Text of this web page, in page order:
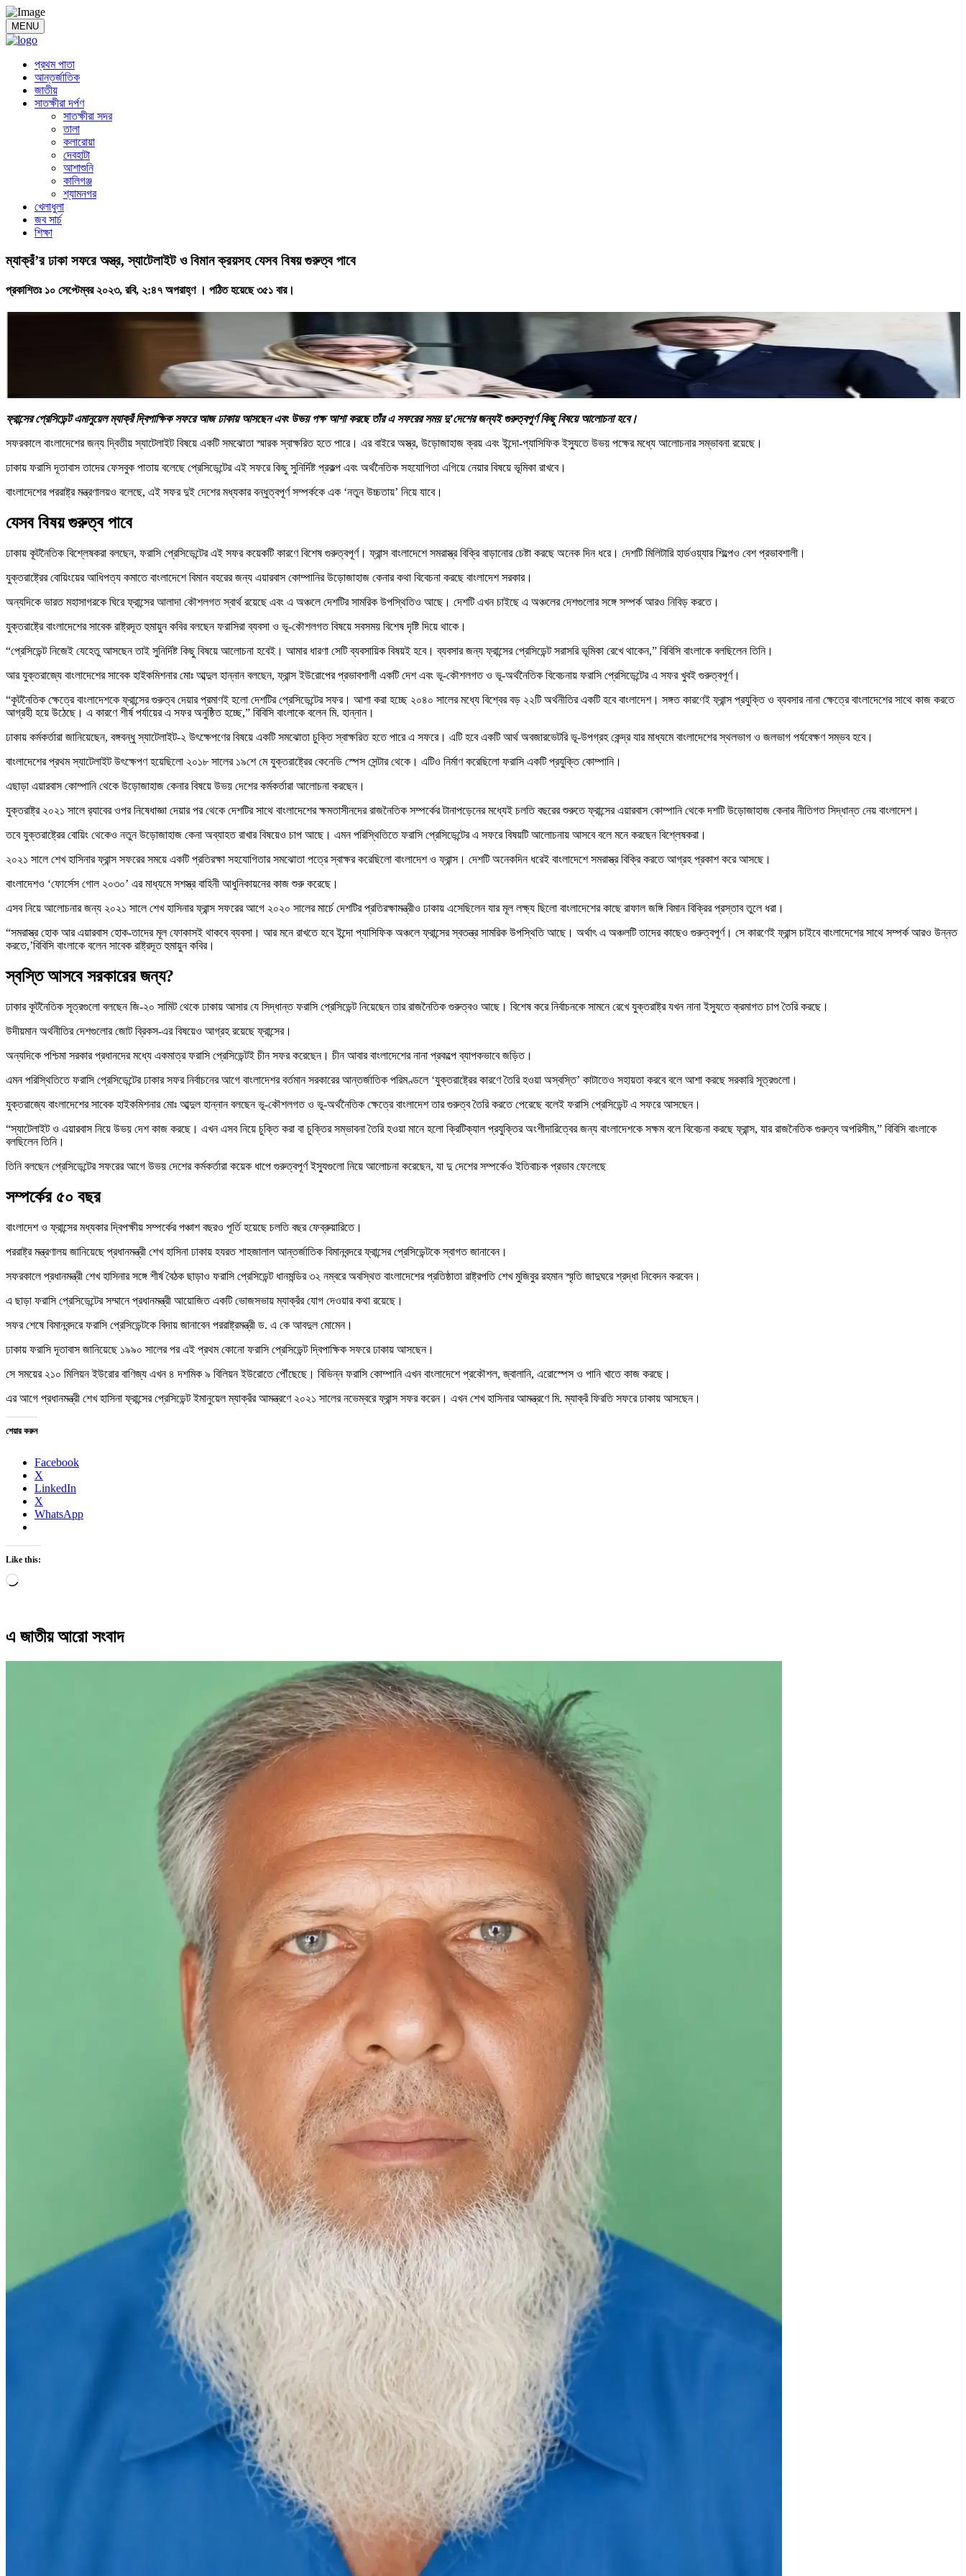
MENU
প্রথম পাতা
আন্তর্জাতিক
জাতীয়
সাতক্ষীরা দর্পণ
সাতক্ষীরা সদর
তালা
কলারোয়া
দেবহাটা
আশাশুনি
কালিগঞ্জ
শ্যামনগর
খেলাধুলা
জব সার্চ
শিক্ষা
ম্যাক্রঁ’র ঢাকা সফরে অস্ত্র, স্যাটেলাইট ও বিমান ক্রয়সহ যেসব বিষয় গুরুত্ব পাবে
প্রকাশিতঃ ১০ সেপ্টেম্বর ২০২৩, রবি, ২:৪৭ অপরাহ্ণ । পঠিত হয়েছে ৩৫১ বার।
ফ্রান্সের প্রেসিডেন্ট এমানুয়েল ম্যাক্রঁ দ্বিপাক্ষিক সফরে আজ ঢাকায় আসছেন এবং উভয় পক্ষ আশা করছে তাঁর এ সফরের সময় দু’দেশের জন্যই গুরুত্বপূর্ণ কিছু বিষয়ে আলোচনা হবে।
সফরকালে বাংলাদেশের জন্য দ্বিতীয় স্যাটেলাইট বিষয়ে একটি সমঝোতা স্মারক স্বাক্ষরিত হতে পারে। এর বাইরে অস্ত্র, উড়োজাহাজ ক্রয় এবং ইন্দো-প্যাসিফিক ইস্যুতে উভয় পক্ষের মধ্যে আলোচনার সম্ভাবনা রয়েছে।
ঢাকায় ফরাসি দূতাবাস তাদের ফেসবুক পাতায় বলেছে প্রেসিডেন্টের এই সফরে কিছু সুনির্দিষ্ট প্রকল্প এবং অর্থনৈতিক সহযোগিতা এগিয়ে নেয়ার বিষয়ে ভূমিকা রাখবে।
বাংলাদেশের পররাষ্ট্র মন্ত্রণালয়ও বলেছে, এই সফর দুই দেশের মধ্যকার বন্ধুত্বপূর্ণ সম্পর্ককে এক ‘নতুন উচ্চতায়’ নিয়ে যাবে।
যেসব বিষয় গুরুত্ব পাবে
ঢাকায় কূটনৈতিক বিশ্লেষকরা বলছেন, ফরাসি প্রেসিডেন্টের এই সফর কয়েকটি কারণে বিশেষ গুরুত্বপূর্ণ। ফ্রান্স বাংলাদেশে সমরাস্ত্র বিক্রি বাড়ানোর চেষ্টা করছে অনেক দিন ধরে। দেশটি মিলিটারি হার্ডওয়্যার শিল্পেও বেশ প্রভাবশালী।
যুক্তরাষ্ট্রের বোয়িংয়ের আধিপত্য কমাতে বাংলাদেশে বিমান বহরের জন্য এয়ারবাস কোম্পানির উড়োজাহাজ কেনার কথা বিবেচনা করছে বাংলাদেশ সরকার।
অন্যদিকে ভারত মহাসাগরকে ঘিরে ফ্রান্সের আলাদা কৌশলগত স্বার্থ রয়েছে এবং এ অঞ্চলে দেশটির সামরিক উপস্থিতিও আছে। দেশটি এখন চাইছে এ অঞ্চলের দেশগুলোর সঙ্গে সম্পর্ক আরও নিবিড় করতে।
যুক্তরাষ্ট্রে বাংলাদেশের সাবেক রাষ্ট্রদূত হুমায়ুন কবির বলছেন ফরাসিরা ব্যবসা ও ভূ-কৌশলগত বিষয়ে সবসময় বিশেষ দৃষ্টি দিয়ে থাকে।
“প্রেসিডেন্ট নিজেই যেহেতু আসছেন তাই সুনির্দিষ্ট কিছু বিষয়ে আলোচনা হবেই। আমার ধারণা সেটি ব্যবসায়িক বিষয়ই হবে। ব্যবসার জন্য ফ্রান্সের প্রেসিডেন্ট সরাসরি ভূমিকা রেখে থাকেন,” বিবিসি বাংলাকে বলছিলেন তিনি।
আর যুক্তরাজ্যে বাংলাদেশের সাবেক হাইকমিশনার মোঃ আব্দুল হান্নান বলছেন, ফ্রান্স ইউরোপের প্রভাবশালী একটি দেশ এবং ভূ-কৌশলগত ও ভূ-অর্থনৈতিক বিবেচনায় ফরাসি প্রেসিডেন্টের এ সফর খুবই গুরুত্বপূর্ণ।
“কূটনৈতিক ক্ষেত্রে বাংলাদেশকে ফ্রান্সের গুরুত্ব দেয়ার প্রমাণই হলো দেশটির প্রেসিডেন্টের সফর। আশা করা হচ্ছে ২০৪০ সালের মধ্যে বিশ্বের বড় ২২টি অর্থনীতির একটি হবে বাংলাদেশ। সঙ্গত কারণেই ফ্রান্স প্রযুক্তি ও ব্যবসার নানা ক্ষেত্রে বাংলাদেশের সাথে কাজ করতে
আগ্রহী হয়ে উঠেছে। এ কারণে শীর্ষ পর্যায়ের এ সফর অনুষ্ঠিত হচ্ছে,” বিবিসি বাংলাকে বলেন মি. হান্নান।
ঢাকায় কর্মকর্তারা জানিয়েছেন, বঙ্গবন্ধু স্যাটেলাইট-২ উৎক্ষেপণের বিষয়ে একটি সমঝোতা চুক্তি স্বাক্ষরিত হতে পারে এ সফরে। এটি হবে একটি আর্থ অবজারভেটরি ভূ-উপগ্রহ কেন্দ্র যার মাধ্যমে বাংলাদেশের স্থলভাগ ও জলভাগ পর্যবেক্ষণ সম্ভব হবে।
বাংলাদেশের প্রথম স্যাটেলাইট উৎক্ষেপণ হয়েছিলো ২০১৮ সালের ১৯শে মে যুক্তরাষ্ট্রের কেনেডি স্পেস সেন্টার থেকে। এটিও নির্মাণ করেছিলো ফরাসি একটি প্রযুক্তি কোম্পানি।
এছাড়া এয়ারবাস কোম্পানি থেকে উড়োজাহাজ কেনার বিষয়ে উভয় দেশের কর্মকর্তারা আলোচনা করছেন।
যুক্তরাষ্ট্র ২০২১ সালে র‍্যাবের ওপর নিষেধাজ্ঞা দেয়ার পর থেকে দেশটির সাথে বাংলাদেশের ক্ষমতাসীনদের রাজনৈতিক সম্পর্কের টানাপড়েনের মধ্যেই চলতি বছরের শুরুতে ফ্রান্সের এয়ারবাস কোম্পানি থেকে দশটি উড়োজাহাজ কেনার নীতিগত সিদ্ধান্ত নেয় বাংলাদেশ।
তবে যুক্তরাষ্ট্রের বোয়িং থেকেও নতুন উড়োজাহাজ কেনা অব্যাহত রাখার বিষয়েও চাপ আছে। এমন পরিস্থিতিতে ফরাসি প্রেসিডেন্টের এ সফরে বিষয়টি আলোচনায় আসবে বলে মনে করছেন বিশ্লেষকরা।
২০২১ সালে শেখ হাসিনার ফ্রান্স সফরের সময়ে একটি প্রতিরক্ষা সহযোগিতার সমঝোতা পত্রে স্বাক্ষর করেছিলো বাংলাদেশ ও ফ্রান্স। দেশটি অনেকদিন ধরেই বাংলাদেশে সমরাস্ত্র বিক্রি করতে আগ্রহ প্রকাশ করে আসছে।
বাংলাদেশও ‘ফোর্সেস গোল ২০৩০’ এর মাধ্যমে সশস্ত্র বাহিনী আধুনিকায়নের কাজ শুরু করেছে।
এসব নিয়ে আলোচনার জন্য ২০২১ সালে শেখ হাসিনার ফ্রান্স সফরের আগে ২০২০ সালের মার্চে দেশটির প্রতিরক্ষামন্ত্রীও ঢাকায় এসেছিলেন যার মূল লক্ষ্য ছিলো বাংলাদেশের কাছে রাফাল জঙ্গি বিমান বিক্রির প্রস্তাব তুলে ধরা।
“সমরাস্ত্র হোক আর এয়ারবাস হোক-তাদের মূল ফোকাসই থাকবে ব্যবসা। আর মনে রাখতে হবে ইন্দো প্যাসিফিক অঞ্চলে ফ্রান্সের স্বতন্ত্র সামরিক উপস্থিতি আছে। অর্থাৎ এ অঞ্চলটি তাদের কাছেও গুরুত্বপূর্ণ। সে কারণেই ফ্রান্স চাইবে বাংলাদেশের সাথে সম্পর্ক আরও উন্নত
করতে,’বিবিসি বাংলাকে বলেন সাবেক রাষ্ট্রদূত হুমায়ুন কবির।
স্বস্তি আসবে সরকারের জন্য?
ঢাকার কূটনৈতিক সূত্রগুলো বলছেন জি-২০ সামিট থেকে ঢাকায় আসার যে সিদ্ধান্ত ফরাসি প্রেসিডেন্ট নিয়েছেন তার রাজনৈতিক গুরুত্বও আছে। বিশেষ করে নির্বাচনকে সামনে রেখে যুক্তরাষ্ট্র যখন নানা ইস্যুতে ক্রমাগত চাপ তৈরি করছে।
উদীয়মান অর্থনীতির দেশগুলোর জোট ব্রিকস-এর বিষয়েও আগ্রহ রয়েছে ফ্রান্সের।
অন্যদিকে পশ্চিমা সরকার প্রধানদের মধ্যে একমাত্র ফরাসি প্রেসিডেন্টই চীন সফর করেছেন। চীন আবার বাংলাদেশের নানা প্রকল্পে ব্যাপকভাবে জড়িত।
এমন পরিস্থিতিতে ফরাসি প্রেসিডেন্টের ঢাকার সফর নির্বাচনের আগে বাংলাদেশর বর্তমান সরকারের আন্তর্জাতিক পরিমণ্ডলে ‘যুক্তরাষ্ট্রের কারণে তৈরি হওয়া অস্বস্তি’ কাটাতেও সহায়তা করবে বলে আশা করছে সরকারি সূত্রগুলো।
যুক্তরাজ্যে বাংলাদেশের সাবেক হাইকমিশনার মোঃ আব্দুল হান্নান বলছেন ভূ-কৌশলগত ও ভূ-অর্থনৈতিক ক্ষেত্রে বাংলাদেশ তার গুরুত্ব তৈরি করতে পেরেছে বলেই ফরাসি প্রেসিডেন্ট এ সফরে আসছেন।
“স্যাটেলাইট ও এয়ারবাস নিয়ে উভয় দেশ কাজ করছে। এখন এসব নিয়ে চুক্তি করা বা চুক্তির সম্ভাবনা তৈরি হওয়া মানে হলো ক্রিটিক্যাল প্রযুক্তির অংশীদারিত্বের জন্য বাংলাদেশকে সক্ষম বলে বিবেচনা করছে ফ্রান্স, যার রাজনৈতিক গুরুত্ব অপরিসীম,” বিবিসি বাংলাকে
বলছিলেন তিনি।
তিনি বলছেন প্রেসিডেন্টের সফরের আগে উভয় দেশের কর্মকর্তারা কয়েক ধাপে গুরুত্বপূর্ণ ইস্যুগুলো নিয়ে আলোচনা করেছেন, যা দু দেশের সম্পর্কেও ইতিবাচক প্রভাব ফেলেছে
সম্পর্কের ৫০ বছর
বাংলাদেশ ও ফ্রান্সের মধ্যকার দ্বিপক্ষীয় সম্পর্কের পঞ্চাশ বছরও পূর্তি হয়েছে চলতি বছর ফেব্রুয়ারিতে।
পররাষ্ট্র মন্ত্রণালয় জানিয়েছে প্রধানমন্ত্রী শেখ হাসিনা ঢাকায় হযরত শাহজালাল আন্তর্জাতিক বিমানবন্দরে ফ্রান্সের প্রেসিডেন্টকে স্বাগত জানাবেন।
সফরকালে প্রধানমন্ত্রী শেখ হাসিনার সঙ্গে শীর্ষ বৈঠক ছাড়াও ফরাসি প্রেসিডেন্ট ধানমন্ডির ৩২ নম্বরে অবস্থিত বাংলাদেশের প্রতিষ্ঠাতা রাষ্ট্রপতি শেখ মুজিবুর রহমান স্মৃতি জাদুঘরে শ্রদ্ধা নিবেদন করবেন।
এ ছাড়া ফরাসি প্রেসিডেন্টের সম্মানে প্রধানমন্ত্রী আয়োজিত একটি ভোজসভায় ম্যাক্রঁর যোগ দেওয়ার কথা রয়েছে।
সফর শেষে বিমানবন্দরে ফরাসি প্রেসিডেন্টকে বিদায় জানাবেন পররাষ্ট্রমন্ত্রী ড. এ কে আবদুল মোমেন।
ঢাকায় ফরাসি দূতাবাস জানিয়েছে ১৯৯০ সালের পর এই প্রথম কোনো ফরাসি প্রেসিডেন্ট দ্বিপাক্ষিক সফরে ঢাকায় আসছেন।
সে সময়ের ২১০ মিলিয়ন ইউরোর বাণিজ্য এখন ৪ দশমিক ৯ বিলিয়ন ইউরোতে পৌঁছেছে। বিভিন্ন ফরাসি কোম্পানি এখন বাংলাদেশে প্রকৌশল, জ্বালানি, এরোস্পেস ও পানি খাতে কাজ করছে।
এর আগে প্রধানমন্ত্রী শেখ হাসিনা ফ্রান্সের প্রেসিডেন্ট ইমানুয়েল ম্যাক্রঁর আমন্ত্রণে ২০২১ সালের নভেম্বরে ফ্রান্স সফর করেন। এখন শেখ হাসিনার আমন্ত্রণে মি. ম্যাক্রঁ ফিরতি সফরে ঢাকায় আসছেন।
শেয়ার করুন
Facebook
X
LinkedIn
X
WhatsApp
Like this:
Loading…
এ জাতীয় আরো সংবাদ